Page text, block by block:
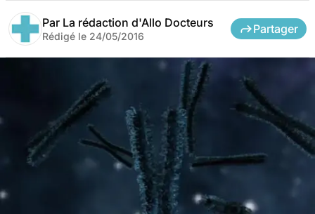
Par La rédaction d'Allo Docteurs
Rédigé le 24/05/2016
Partager